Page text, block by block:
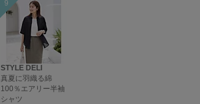
STYLE DELI
真夏に羽織る綿
100％エアリー半袖
シャツ